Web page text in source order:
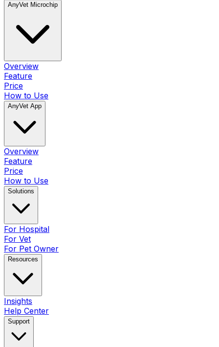
AnyVet Microchip
Overview
Feature
Price
How to Use
AnyVet App
Overview
Feature
Price
How to Use
Solutions
For Hospital
For Vet
For Pet Owner
Resources
Insights
Help Center
Support